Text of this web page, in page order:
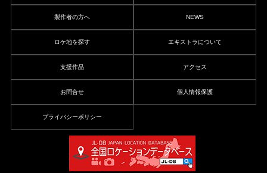
製作者の方へ NEWS
ロケ地を探す エキストラについて
支援作品 アクセス
お問合せ 個人情報保護
プライバシーポリシー